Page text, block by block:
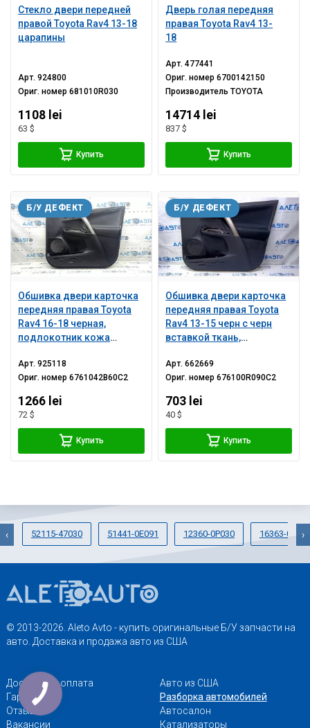
Стекло двери передней
правой Toyota Rav4 13-18
царапины
Арт.924800
Ориг. номер681010R030
1108 lei
63 $
Купить
Дверь голая передняя
правая Toyota Rav4 13-
18
Арт.477441
Ориг. номер6700142150
ПроизводительTOYOTA
14714 lei
837 $
Купить
Обшивка двери карточка
передняя правая Toyota
Rav4 16-18 черная,
подлокотник кожа
с ручкой, царапины,
потерта
Б/У ДЕФЕКТ
Арт.925118
Ориг. номер6761042B60C2
1266 lei
72 $
Купить
Обшивка двери карточка
передняя правая Toyota
Rav4 13-15 черн с черн
вставкой ткань,
молдинг ручки беж
структура, царапины,
потертости
Б/У ДЕФЕКТ
Арт.662669
Ориг. номер676100R090C2
703 lei
40 $
Купить
52115-47030 51441-0E091 12360-0P030 16363-
‹ ›
© 2013-2026. Aleto Avto - купить оригинальные Б/У запчасти на
авто. Доставка и продажа авто из США
Доставка и оплата
Гарантии
Отзывы
Вакансии
Авто из США
Разборка автомобилей
Автосалон
Катализаторы